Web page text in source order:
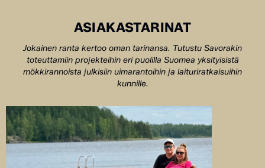
ASIAKASTARINAT
Jokainen ranta kertoo oman tarinansa. Tutustu Savorakin
toteuttamiin projekteihin eri puolilla Suomea yksityisistä
mökkirannoista julkisiin uimarantoihin ja laituriratkaisuihin
kunnille.